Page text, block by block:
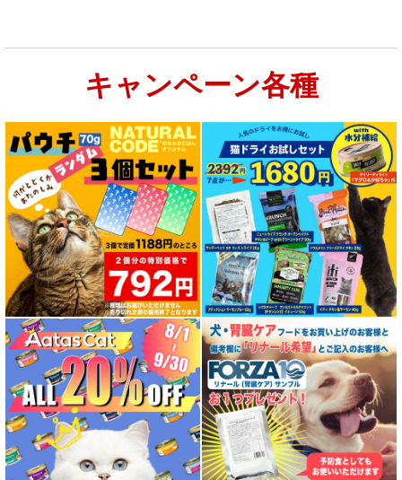
特集：大型犬＆多頭飼い用：セット＆大袋ドッグフード
特集 グリーントライプ（第４胃）とは
特集 フリーズドライ
特集 エアドライフード
特殊製法のドッグフード
特殊製法のキャットフード
全年齢対応 フード for DOG
パピー用 フード for DOG
キャンペーン各種